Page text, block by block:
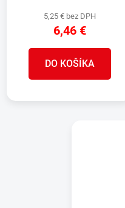
5,25 € bez DPH
6,46 €
DO KOŠÍKA